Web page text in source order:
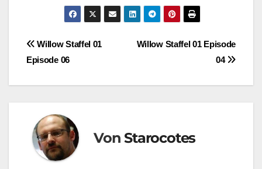
Beitragsnavigation
Willow Staffel 01 Episode
04
Willow Staffel 01
Episode 06
VonStarocotes